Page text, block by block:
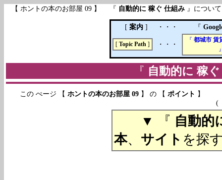
【 ホントの本のお部屋 09 】 『 自動的に 稼ぐ 仕組み 』につい
[ 案内] ・・・ 『
[ Topic Path ] ・・・
『 都城市 賃
『 自動的に 稼
この ぺージ 【 ホントの本のお部屋 09 】 の 【 ポイント 】
( ２０１９年０５月２
▼ 『 自動的
本、 サイト を探